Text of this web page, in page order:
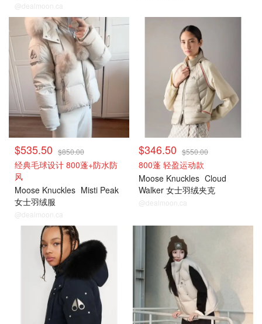
@dealmoon.ca
$535.50 $850.00
经典毛球设计 800蓬+防水防
风
Moose Knuckles Misti Peak
女士羽绒服
@dealmoon.ca
$346.50 $550.00
800蓬 轻盈运动款
Moose Knuckles Cloud
Walker 女士羽绒夹克
@dealmoon.ca